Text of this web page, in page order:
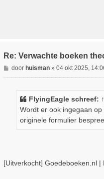
Re: Verwachte boeken
B
e
door huisman» 04 okt 2025,
FlyingEagle schreef: ↑
Wordt er ook ingegaan
originele formulier
[Uitverkocht] Goedeboeken.nl